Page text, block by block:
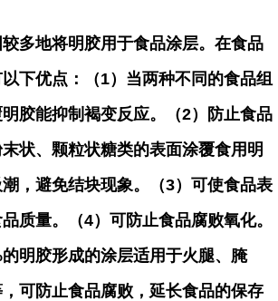
多地将明胶用于食品涂层。在食品
下优点：（1）当两种不同的食品组
胶能抑制褐变反应。（2）防止食品
状、颗粒状糖类的表面涂覆食用明
，避免结块现象。（3）可使食品表
质量。（4）可防止食品腐败氧化。
明胶形成的涂层适用于火腿、腌
可防止食品腐败，延长食品的保存